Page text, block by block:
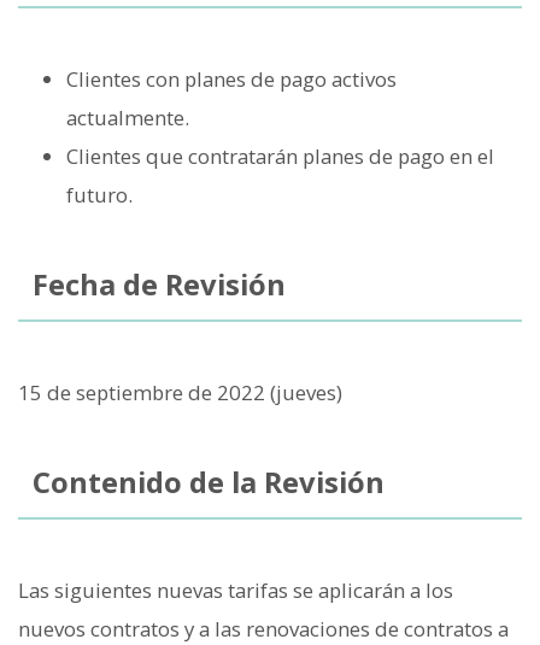
Clientes con planes de pago activos
actualmente.
Clientes que contratarán planes de pago en el
futuro.
Fecha de Revisión
15 de septiembre de 2022 (jueves)
Contenido de la Revisión
Las siguientes nuevas tarifas se aplicarán a los
nuevos contratos y a las renovaciones de contratos a